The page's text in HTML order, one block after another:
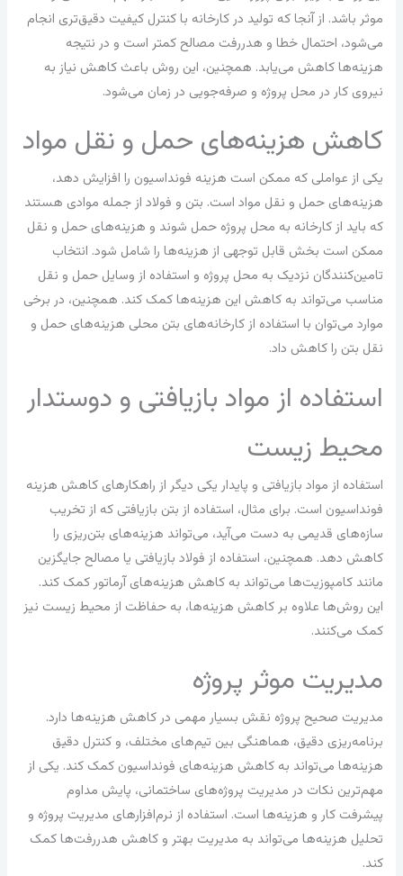
موثر باشد. از آنجا که تولید در کارخانه با کنترل کیفیت دقیق‌تری انجام
می‌شود، احتمال خطا و هدررفت مصالح کمتر است و در نتیجه
هزینه‌ها کاهش می‌یابد. همچنین، این روش باعث کاهش نیاز به
نیروی کار در محل پروژه و صرفه‌جویی در زمان می‌شود.
کاهش هزینه‌های حمل و نقل مواد
یکی از عواملی که ممکن است هزینه فونداسیون را افزایش دهد،
هزینه‌های حمل و نقل مواد است. بتن و فولاد از جمله موادی هستند
که باید از کارخانه به محل پروژه حمل شوند و هزینه‌های حمل و نقل
ممکن است بخش قابل توجهی از هزینه‌ها را شامل شود. انتخاب
تامین‌کنندگان نزدیک به محل پروژه و استفاده از وسایل حمل و نقل
مناسب می‌تواند به کاهش این هزینه‌ها کمک کند. همچنین، در برخی
موارد می‌توان با استفاده از کارخانه‌های بتن محلی هزینه‌های حمل و
نقل بتن را کاهش داد.
استفاده از مواد بازیافتی و دوستدار
محیط زیست
استفاده از مواد بازیافتی و پایدار یکی دیگر از راهکارهای کاهش هزینه
فونداسیون است. برای مثال، استفاده از بتن بازیافتی که از تخریب
سازه‌های قدیمی به دست می‌آید، می‌تواند هزینه‌های بتن‌ریزی را
کاهش دهد. همچنین، استفاده از فولاد بازیافتی یا مصالح جایگزین
مانند کامپوزیت‌ها می‌تواند به کاهش هزینه‌های آرماتور کمک کند.
این روش‌ها علاوه بر کاهش هزینه‌ها، به حفاظت از محیط زیست نیز
کمک می‌کنند.
مدیریت موثر پروژه
مدیریت صحیح پروژه نقش بسیار مهمی در کاهش هزینه‌ها دارد.
برنامه‌ریزی دقیق، هماهنگی بین تیم‌های مختلف، و کنترل دقیق
هزینه‌ها می‌تواند به کاهش هزینه‌های فونداسیون کمک کند. یکی از
مهم‌ترین نکات در مدیریت پروژه‌های ساختمانی، پایش مداوم
پیشرفت کار و هزینه‌ها است. استفاده از نرم‌افزارهای مدیریت پروژه و
تحلیل هزینه‌ها می‌تواند به مدیریت بهتر و کاهش هدررفت‌ها کمک
کند.